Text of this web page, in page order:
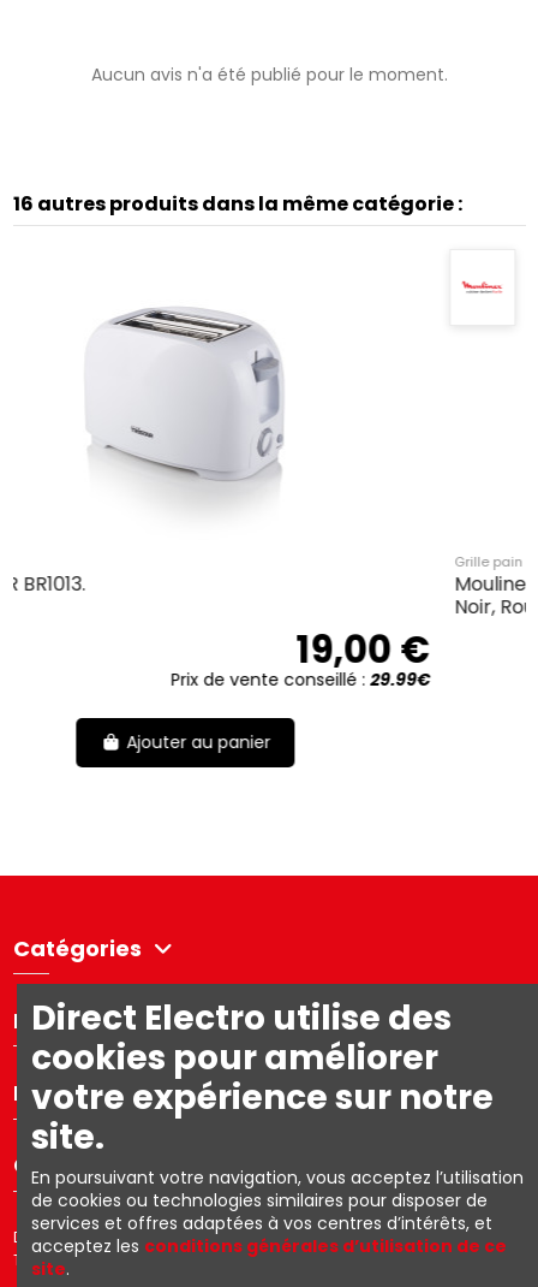
Aucun avis n'a été publié pour le moment.
16 autres produits dans la même catégorie :
Moulinex LT5S05E0 grille-pain 7 2
Prix de vente
Catégories
Directelectro
Mon compte
Contact us
Directelectro est la boutique en ligne B2C d'Ets. R. Van den Berg SA –
TVA: BE0403.153.576
Direct Electro utilise des
cookies pour améliorer
votre expérience sur notre
site.
En poursuivant votre navigation, vous acceptez l’utilisation
de cookies ou technologies similaires pour disposer de
services et offres adaptées à vos centres d’intérêts, et
acceptez les conditions générales d’utilisation de ce
site.